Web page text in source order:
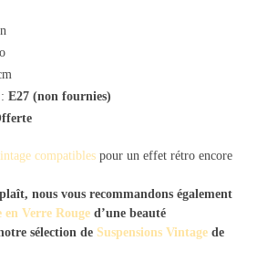
E27 (non fournies)
compatibles pour un effet rétro encore
nous vous recommandons également
en Verre Rouge d’une beauté
sélection de Suspensions Vintage de